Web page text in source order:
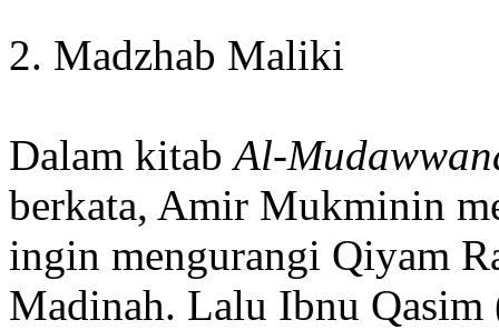
2. Madzhab Maliki
Dalam kitabAl-
berkata, Amir Mukminin
ingin mengurangi Qiyam
Madinah. Lalu Ibnu